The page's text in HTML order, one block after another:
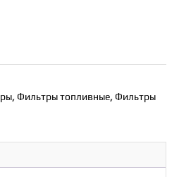
, Фильтры топливные, Фильтры